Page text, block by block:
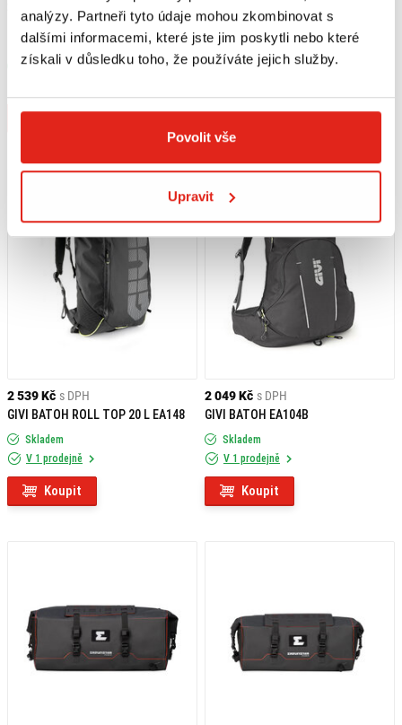
analýzy. Partneři tyto údaje mohou zkombinovat s
dalšími informacemi, které jste jim poskytli nebo které
získali v důsledku toho, že používáte jejich služby.
Povolit vše
Upravit
OXFORD BATOH AQUA B25 ČERNÁ/
ŠEDÁ/FLUO
Skladem
Koupit
GIVI BATOH CORIUM CRM101
Skladem
Koupit
2 539 Kč s DPH
GIVI BATOH ROLL TOP 20 L EA148
Skladem
V 1 prodejně
Koupit
2 049 Kč s DPH
GIVI BATOH EA104B
Skladem
V 1 prodejně
Koupit